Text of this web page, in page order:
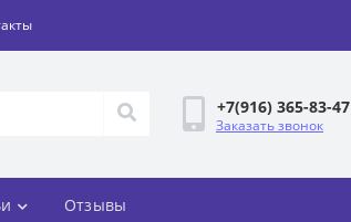
+7(916) 365-83-47
Заказать звонок
Отзывы